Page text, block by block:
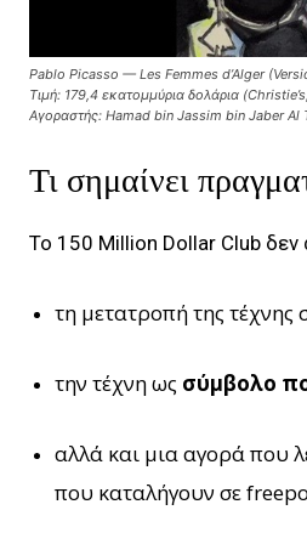
Pablo Picasso — Les Femmes d’Alger
Τιμή: 179,4 εκατομμύρια δολάρια
Αγοραστής: Hamad bin Jassim bin Jaber
Τι σημαίνει
Το 150 Million Dollar Club
τη μετατροπή της τέχνης
την τέχνη ως σύμβολο
αλλά και μια αγορά που
που καταλήγουν σε